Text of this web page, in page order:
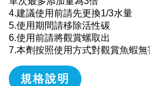
4.建議使用前請先更換1/3水量
5.使用期間請移除活性碳
6.使用前請將觀賞螺取出
7.本劑按照使用方式對觀賞魚蝦無
規格說明